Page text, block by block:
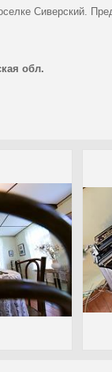
Сиверский.
обл.